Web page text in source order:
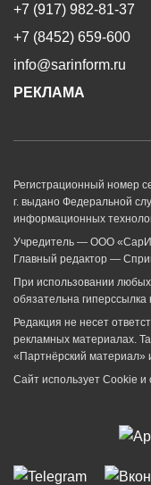
+7 (917) 982-81-37
+7 (8452) 659-600
info@sarinform.ru
РЕКЛАМА
Регистрационный номер
г. выдано Федеральной
информационных
Учредитель — ООО
Главный редактор —
При использовании
обязательна гиперссылка
Редакция не несет
рекламных материалах.
«Партнёрский материал»
Сайт использует Cookie и